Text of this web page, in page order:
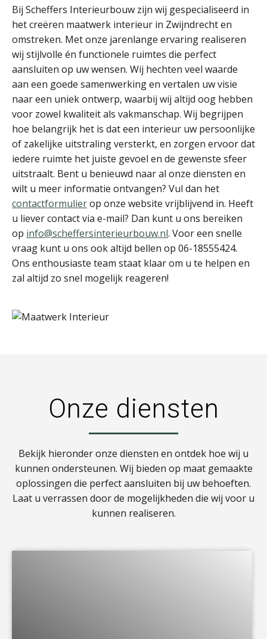
Bij Scheffers Interieurbouw zijn wij gespecialiseerd in
het creëren maatwerk interieur in Zwijndrecht en
omstreken. Met onze jarenlange ervaring realiseren
wij stijlvolle én functionele ruimtes die perfect
aansluiten op uw wensen. Wij hechten veel waarde
aan een goede samenwerking en vertalen uw visie
naar een uniek ontwerp, waarbij wij altijd oog hebben
voor zowel kwaliteit als vakmanschap. Wij begrijpen
hoe belangrijk het is dat een interieur uw persoonlijke
of zakelijke uitstraling versterkt, en zorgen ervoor dat
iedere ruimte het juiste gevoel en de gewenste sfeer
uitstraalt. Bent u benieuwd naar al onze diensten en
wilt u meer informatie ontvangen? Vul dan het
contactformulierop onze website vrijblijvend in. Heeft
u liever contact via e-mail? Dan kunt u ons bereiken
op info@scheffersinterieurbouw.nl. Voor een snelle
vraag kunt u ons ook altijd bellen op 06-18555424.
Ons enthousiaste team staat klaar om u te helpen en
zal altijd zo snel mogelijk reageren!
Onze diensten
Bekijk hieronder onze diensten en ontdek hoe wij u
kunnen ondersteunen. Wij bieden op maat gemaakte
oplossingen die perfect aansluiten bij uw behoeften.
Laat u verrassen door de mogelijkheden die wij voor u
kunnen realiseren.